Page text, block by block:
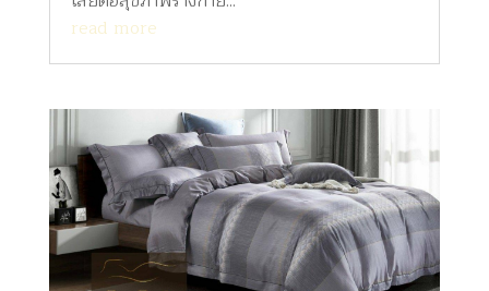
read more